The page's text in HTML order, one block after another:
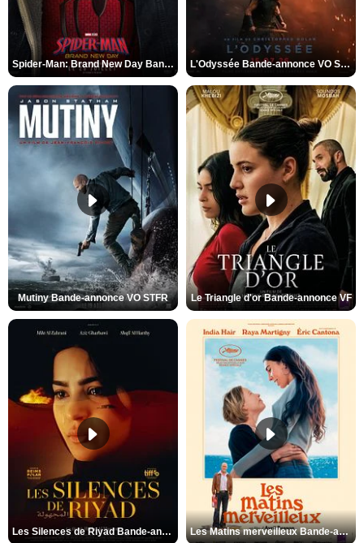
Spider-Man: Brand New Day Bande-annonce VO STFR L'Odyssée Bande-annonce VO STFR
Mutiny Bande-annonce VO STFR Le Triangle d'or Bande-annonce VF
Les Silences de Riyad Bande-annonce VO STFR Les Matins merveilleux Bande-annonce VF